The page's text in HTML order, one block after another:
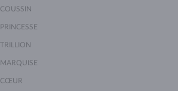
COUSSIN
PRINCESSE
TRILLION
MARQUISE
CŒUR